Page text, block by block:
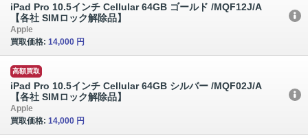
iPad Pro 10.5インチ Cellular 64GB ゴールド /MQF12J/A
【各社 SIMロック解除品】
Apple
買取価格: 14,000 円
高額買取
iPad Pro 10.5インチ Cellular 64GB シルバー /MQF02J/A
【各社 SIMロック解除品】
Apple
買取価格: 14,000 円